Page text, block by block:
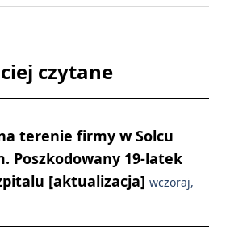
czytane
terenie firmy w Solcu
Poszkodowany 19-latek
[aktualizacja] wczoraj,